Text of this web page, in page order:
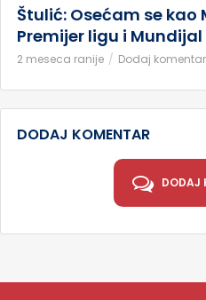
Štulić: Osećam se
Premijer ligu i
2 meseca ranije Dodaj komentar
DODAJ KOMENTAR
DODAJ